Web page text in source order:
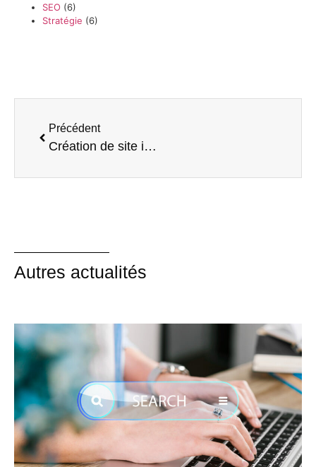
SEO (6)
Stratégie (6)
Précédent
Création de site internet : les clés pour un site performant, visible et rentable
Autres actualités